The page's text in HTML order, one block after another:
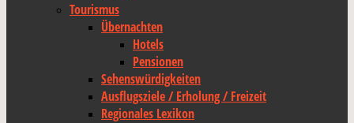
Tourismus
Übernachten
Hotels
Pensionen
Sehenswürdigkeiten
Ausflugsziele / Erholung / Freizeit
Regionales Lexikon